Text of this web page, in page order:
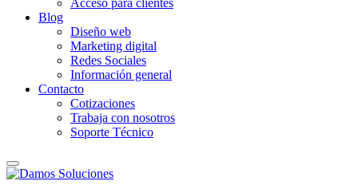
Acceso para clientes
Blog
Diseño web
Marketing digital
Redes Sociales
Información general
Contacto
Cotizaciones
Trabaja con nosotros
Soporte Técnico